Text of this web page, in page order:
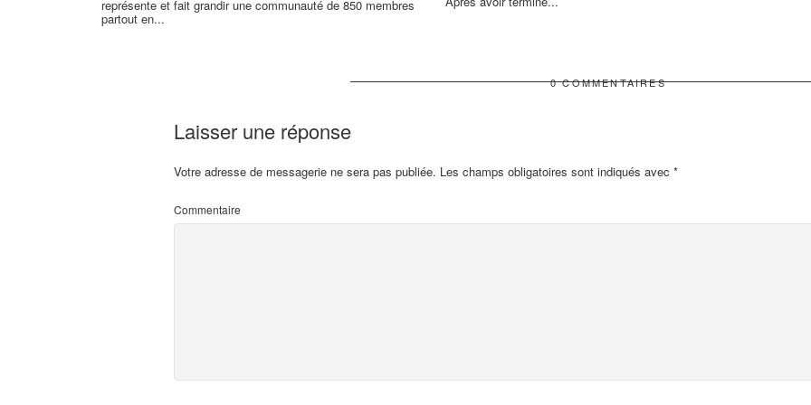
représente et fait grandir une communauté de 850 membres
partout en...
0 COMMENTAIRES
Laisser une réponse
Votre adresse de messagerie ne sera pas publiée. Les champs obligatoires sont indiqués avec *
Commentaire